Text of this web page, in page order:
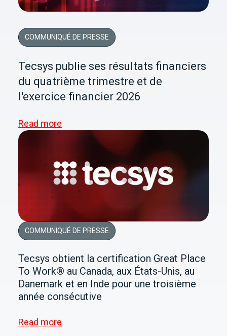
COMMUNIQUÉ DE PRESSE
Tecsys publie ses résultats financiers
du quatrième trimestre et de
l'exercice financier 2026
Read more
COMMUNIQUÉ DE PRESSE
Tecsys obtient la certification Great Place
To Work® au Canada, aux États-Unis, au
Danemark et en Inde pour une troisième
année consécutive
Read more